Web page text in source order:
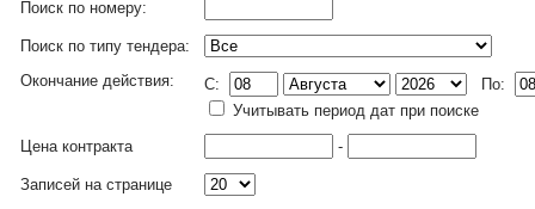
Поиск по номеру:
Поиск по типу тендера:
Окончание действия:
C:
По:
Учитывать период дат при поиске
Цена контракта
-
Записей на странице